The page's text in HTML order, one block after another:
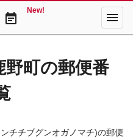
event_note
New! menu
野町の郵便番
チチブグンオガノマチ)の郵便